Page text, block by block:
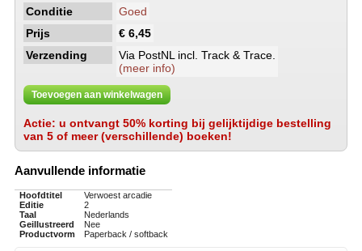
Conditie
Goed
Prijs
€ 6,45
Verzending
Via PostNL incl. Track & Trace.
(meer info)
Toevoegen aan winkelwagen
Actie: u ontvangt 50% korting bij gelijktijdige bestelling
van 5 of meer (verschillende) boeken!
Aanvullende informatie
Hoofdtitel
Verwoest arcadie
Editie
2
Taal
Nederlands
Geillustreerd
Nee
Productvorm
Paperback / softback